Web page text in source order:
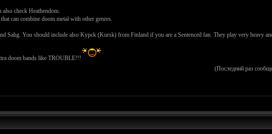
check Heathendom.
can combine doom metal with other genres.
Sahg. You should include also Kypck (Kursk) from Finland if you are a Sentenced fan. They play very heavy
doom bands like TROUBLE!!!
(Последний раз